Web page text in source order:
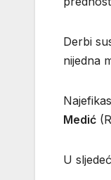
Derbi
nijedna
Medić
U